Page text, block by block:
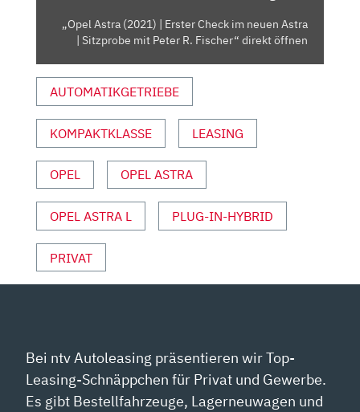
| SITZPROBE
R.
FISCHER“
YOUTUBE
ANZEIGEN
„Opel Astra (2021) | Erster Check im neuen Astra
| Sitzprobe mit Peter R. Fischer“ direkt öffnen
AUTOMATIKGETRIEBE
KOMPAKTKLASSE LEASING
OPEL OPEL ASTRA
OPEL ASTRA L PLUG-IN-HYBRID
PRIVAT
Bei ntv Autoleasing präsentieren wir Top-
Leasing-Schnäppchen für Privat und Gewerbe.
Es gibt Bestellfahrzeuge, Lagerneuwagen und